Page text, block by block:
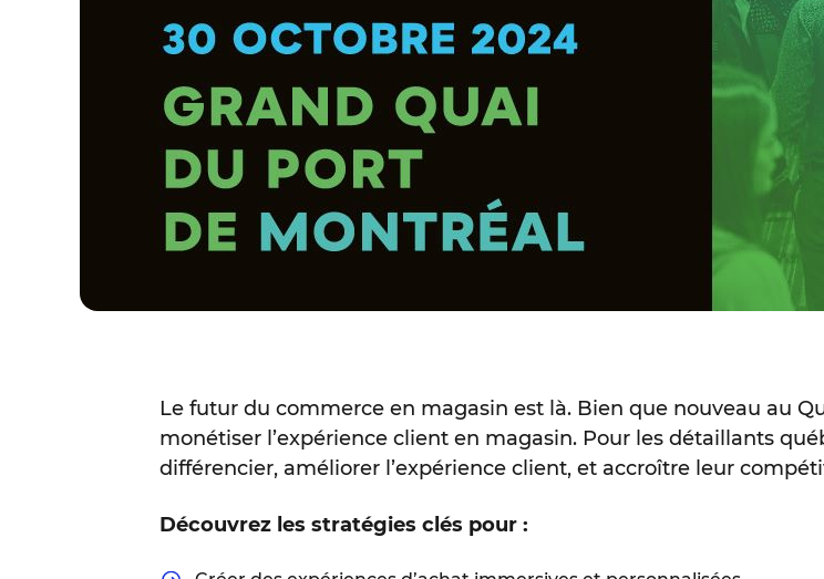
Le futur du commerce en magasin est là. Bien que nouveau au
monétiser l’expérience client en magasin. Pour les détaillants
différencier, améliorer l’expérience client, et accroître leur
Découvrez les stratégies clés pour :